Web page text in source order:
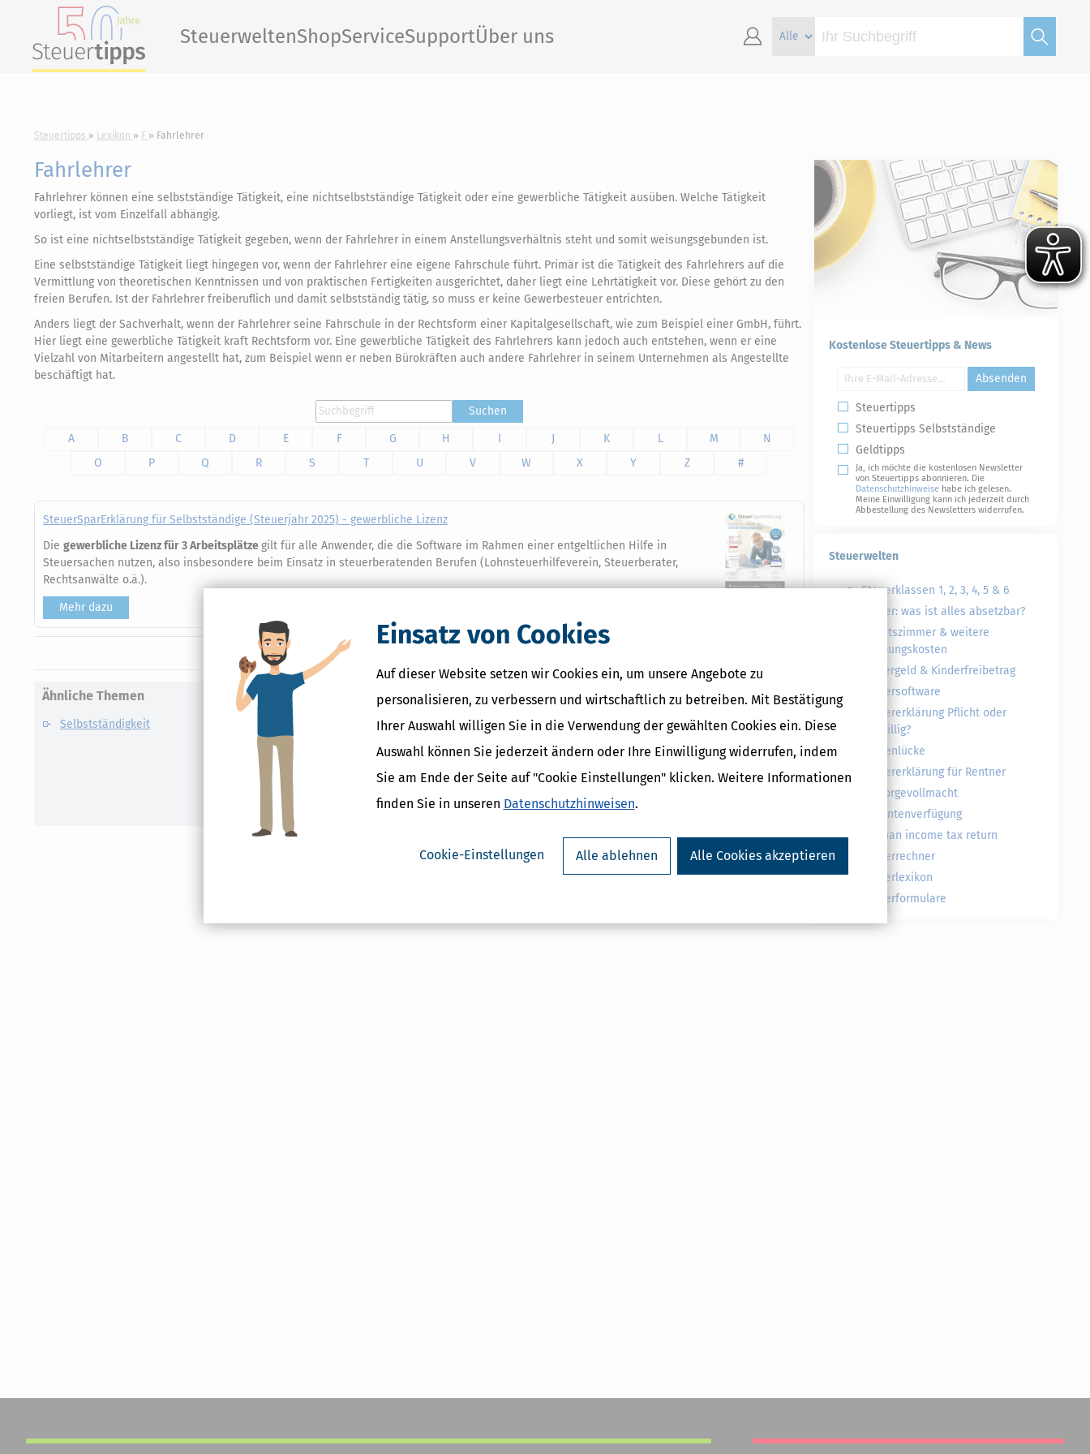
Einsatz von Cookies
Auf dieser Website setzen wir Cookies ein, um unsere Angebote zu
personalisieren, zu verbessern und wirtschaftlich zu betreiben. Mit Bestätigung
Ihrer Auswahl willigen Sie in die Verwendung der gewählten Cookies ein. Diese
Auswahl können Sie jederzeit ändern oder Ihre Einwilligung widerrufen, indem
Sie am Ende der Seite auf "Cookie Einstellungen" klicken. Weitere Informationen
finden Sie in unseren Datenschutzhinweisen.
Cookie-Einstellungen Alle ablehnen Alle Cookies akzeptieren
SteuerweltenShopServiceSupportÜber uns
Steuertipps Lexikon F Fahrlehrer
Fahrlehrer
Fahrlehrer können eine selbstständige Tätigkeit, eine nichtselbstständige Tätigkeit oder eine gewerbliche Tätigkeit ausüben. Welche Tätigkeit
vorliegt, ist vom Einzelfall abhängig.
So ist eine nichtselbstständige Tätigkeit gegeben, wenn der Fahrlehrer in einem Anstellungsverhältnis steht und somit weisungsgebunden ist.
Eine selbstständige Tätigkeit liegt hingegen vor, wenn der Fahrlehrer eine eigene Fahrschule führt. Primär ist die Tätigkeit des Fahrlehrers auf die
Vermittlung von theoretischen Kenntnissen und von praktischen Fertigkeiten ausgerichtet, daher liegt eine Lehrtätigkeit vor. Diese gehört zu den
freien Berufen. Ist der Fahrlehrer freiberuflich und damit selbstständig tätig, so muss er keine Gewerbesteuer entrichten.
Anders liegt der Sachverhalt, wenn der Fahrlehrer seine Fahrschule in der Rechtsform einer Kapitalgesellschaft, wie zum Beispiel einer GmbH, führt.
Hier liegt eine gewerbliche Tätigkeit kraft Rechtsform vor. Eine gewerbliche Tätigkeit des Fahrlehrers kann jedoch auch entstehen, wenn er eine
Vielzahl von Mitarbeitern angestellt hat, zum Beispiel wenn er neben Bürokräften auch andere Fahrlehrer in seinem Unternehmen als Angestellte
beschäftigt hat.
Suchen
A
B C D E F G H I J K L M
N
O
P Q R S T U V W X Y Z #
SteuerSparErklärung für Selbstständige (Steuerjahr 2025) - gewerbliche Lizenz
Die gewerbliche Lizenz für 3 Arbeitsplätzegilt für alle Anwender, die die Software im Rahmen einer entgeltlichen Hilfe in
Steuersachen nutzen, also insbesondere beim Einsatz in steuerberatenden Berufen (Lohnsteuerhilfeverein, Steuerberater,
Rechtsanwälte o.ä.).
Mehr dazu
Ähnliche Themen
Selbstständigkeit
Verwandte Begriffe
Gewerbebetrieb
Einkünfte aus selbstständiger Arbeit
Freiberufler
Betrieb gewerblicher Art
Kostenlose Steuertipps & News
Absenden
Steuertipps
Steuertipps Selbstständige
Geldtipps
Ja, ich möchte die kostenlosen Newsletter
von Steuertipps abonnieren. Die
Datenschutzhinweise habe ich gelesen.
Meine Einwilligung kann ich jederzeit durch
Abbestellung des Newsletters widerrufen.
Steuerwelten
Steuerklassen 1, 2, 3, 4, 5 & 6
Steuer: was ist alles absetzbar?
Arbeitszimmer & weitere
Werbungskosten
Kindergeld & Kinderfreibetrag
Steuersoftware
Steuererklärung Pflicht oder
freiwillig?
Rentenlücke
Steuererklärung für Rentner
Vorsorgevollmacht
Patientenverfügung
German income tax return
Steuerrechner
Steuerlexikon
Steuerformulare